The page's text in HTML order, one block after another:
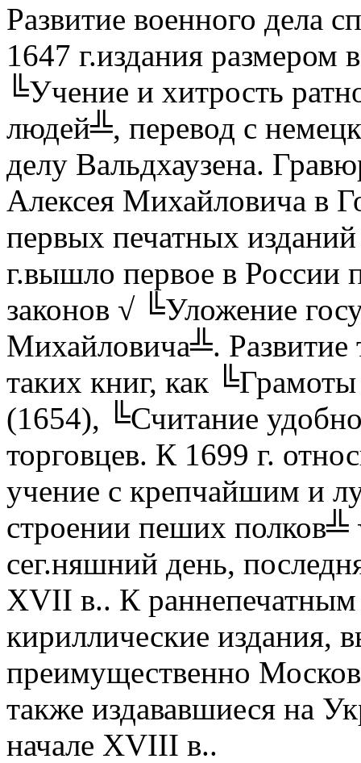
Развитие военного дела
1647 г.издания размером
╚Учение и хитрость
людей╩, перевод с
делу Вальдхаузена.
Алексея Михайловича в
первых печатных
г.вышло первое в России
законов √ ╚Уложение
Михайловича╩. Развитие
таких книг, как
(1654), ╚Считание
торговцев. К 1699 г.
учение с крепчайшим и
строении пеших полков╩
сег.няшний день,
XVII в.. К раннепечатным
кириллические издания,
преимущественно
также издававшиеся на
начале XVIII в..